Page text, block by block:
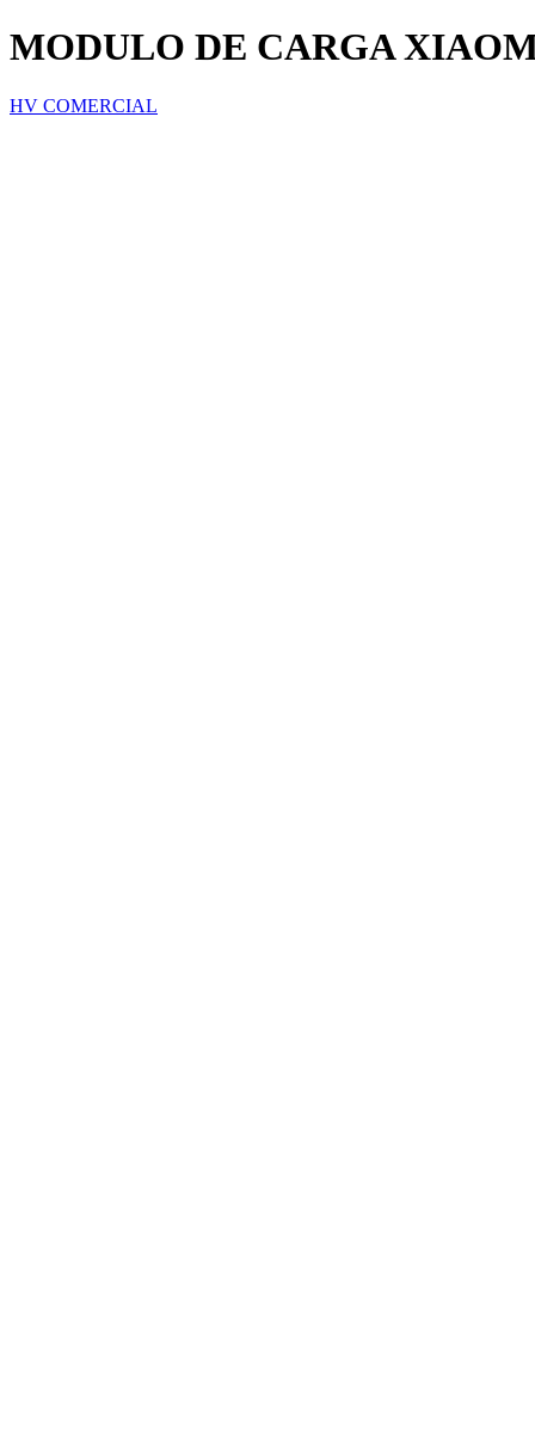
MODULO DE CARGA
HV COMERCIAL